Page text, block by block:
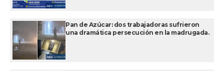
Pan de Azúcar: dos trabajadoras sufrieron
una dramática persecución en la madrugada.